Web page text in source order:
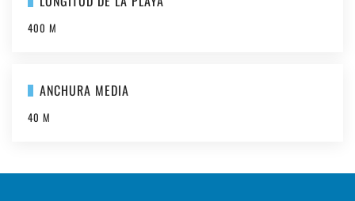
400 M
ANCHURA MEDIA
40 M